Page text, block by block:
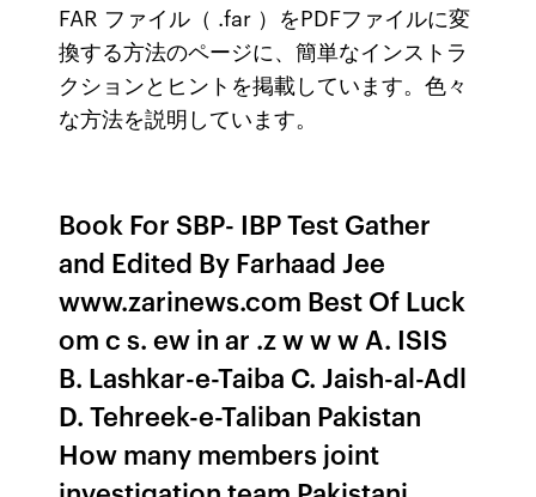
FAR ファイル（ .far ）をPDFファイルに変
換する方法のページに、簡単なインストラ
クションとヒントを掲載しています。色々
な方法を説明しています。
Book For SBP- IBP Test Gather
and Edited By Farhaad Jee
www.zarinews.com Best Of Luck
om c s. ew in ar .z w w w A. ISIS
B. Lashkar-e-Taiba C. Jaish-al-Adl
D. Tehreek-e-Taliban Pakistan
How many members joint